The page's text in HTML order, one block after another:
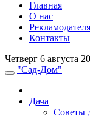
Главная
О нас
Контакты
Четверг 6 августа
"Сад-Дом"
Дача
Советы